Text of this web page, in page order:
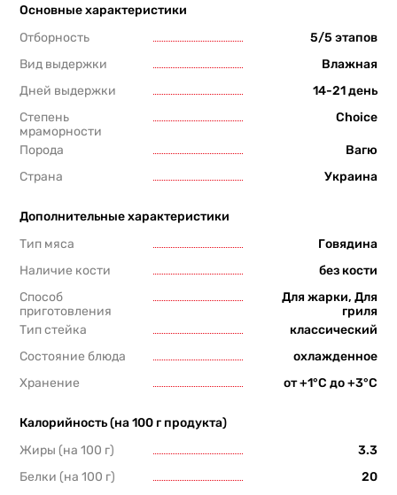
Основные характеристики
Отборность
5/5 этапов
Вид выдержки
Влажная
Дней выдержки
14-21 день
Степень
мраморности
Choice
Порода
Вагю
Страна
Украина
Дополнительные характеристики
Тип мяса
Говядина
Наличие кости
без кости
Способ
приготовления
Для жарки, Для
гриля
Тип стейка
классический
Состояние блюда
охлажденное
Хранение
от +1°С до +3°С
Калорийность (на 100 г продукта)
Жиры (на 100 г)
3.3
Белки (на 100 г)
20